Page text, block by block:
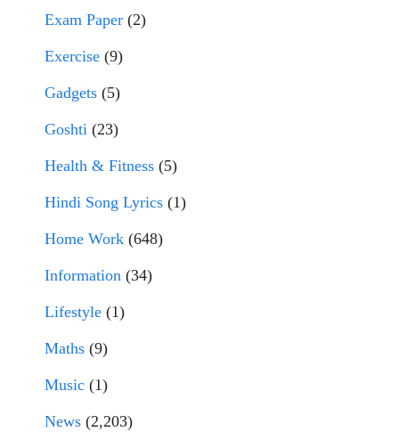
Exam Paper (2)
Exercise (9)
Gadgets (5)
Goshti (23)
Health & Fitness (5)
Hindi Song Lyrics (1)
Home Work (648)
Information (34)
Lifestyle (1)
Maths (9)
Music (1)
News (2,203)